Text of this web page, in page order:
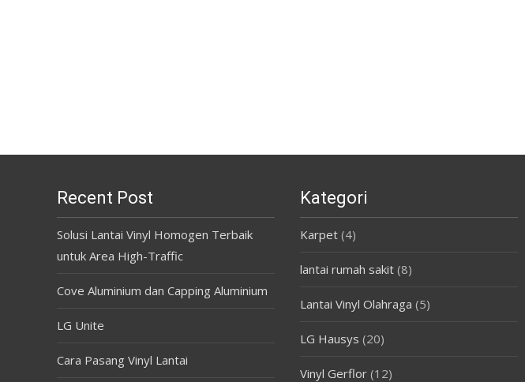
Recent Post
Solusi Lantai Vinyl Homogen Terbaik
untuk Area High-Traffic
Cove Aluminium dan Capping Aluminium
LG Unite
Cara Pasang Vinyl Lantai
Kategori
Karpet (4)
lantai rumah sakit (8)
Lantai Vinyl Olahraga (5)
LG Hausys (20)
Vinyl Gerflor (12)